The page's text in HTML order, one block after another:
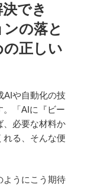
でき
の落と
の正しい
AIや自動化の技
。「AIに『ビー
、必要な材料か
れる、そんな便
ようにこう期待